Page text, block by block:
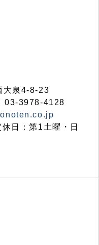
泉4-8-23
03-3978-4128
日：第1土曜・日